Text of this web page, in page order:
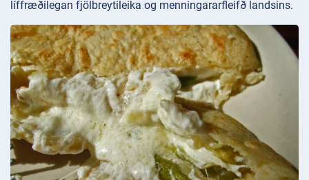
líffræðilegan fjölbreytileika og menningararfleifð landsins.